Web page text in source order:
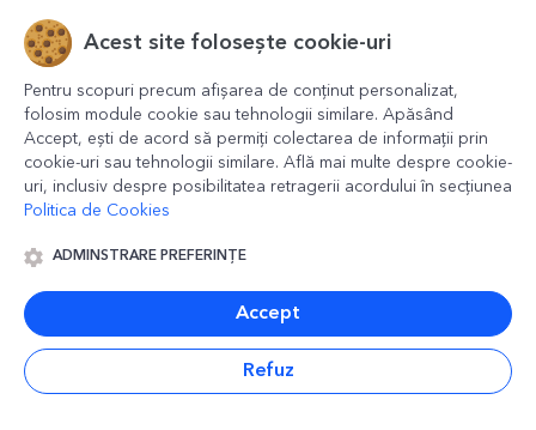
Tablouri personalizate
- format pătrat
Dăruiește-le celor dragi cele
mai frumoase amintiri.
Covorașe de intrare
personalizate
Pentru o casă primitoare este
musai să ai un covor la
intrare. Personalizează-le și
Acest site folosește cookie-uri
Pentru scopuri precum afișarea de conținut personalizat,
folosim module cookie sau tehnologii similare. Apăsând
Accept, ești de acord să permiți colectarea de informații prin
cookie-uri sau tehnologii similare. Află mai multe despre cookie-
uri, inclusiv despre posibilitatea retragerii acordului în secțiunea
Politica de Cookies
ADMINSTRARE PREFERINȚE
Accept
Refuz